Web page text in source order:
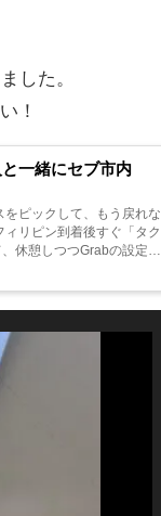
した。
！
一緒にセブ市内
ピックして、もう戻れな
リピン到着後すぐ「タク
休憩しつつGrabの設定を